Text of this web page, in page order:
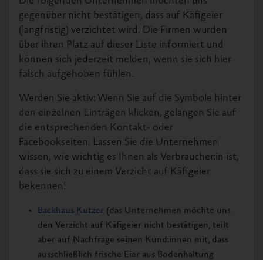
gegenüber nicht bestätigen, dass auf Käfigeier
(langfristig) verzichtet wird. Die Firmen wurden
über ihren Platz auf dieser Liste informiert und
können sich jederzeit melden, wenn sie sich hier
falsch aufgehoben fühlen.
Werden Sie aktiv: Wenn Sie auf die Symbole hinter
den einzelnen Einträgen klicken, gelangen Sie auf
die entsprechenden Kontakt- oder
Facebookseiten. Lassen Sie die Unternehmen
wissen, wie wichtig es Ihnen als Verbraucher:in ist,
dass sie sich zu einem Verzicht auf Käfigeier
bekennen!
Backhaus Kutzer (das Unternehmen möchte uns
den Verzicht auf Käfigeier nicht bestätigen, teilt
aber auf Nachfrage seinen Kund:innen mit, dass
ausschließlich frische Eier aus Bodenhaltung